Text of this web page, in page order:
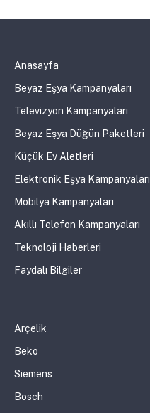
Anasayfa
Beyaz Eşya Kampanyaları
Televizyon Kampanyaları
Beyaz Eşya Düğün Paketleri
Küçük Ev Aletleri
Elektronik Eşya Kampanyaları
Mobilya Kampanyaları
Akıllı Telefon Kampanyaları
Teknoloji Haberleri
Faydalı Bilgiler
Arçelik
Beko
Siemens
Bosch